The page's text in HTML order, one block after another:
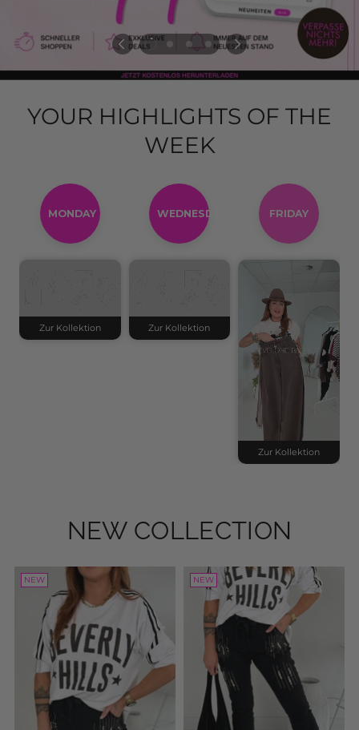
YOUR HIGHLIGHTS OF THE
WEEK
MONDAY
Zur Kollektion
WEDNESDAY
Zur Kollektion
FRIDAY
Zur Kollektion
NEW COLLECTION
NEW NEW